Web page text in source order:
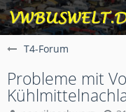
T4-Forum
Probleme mit